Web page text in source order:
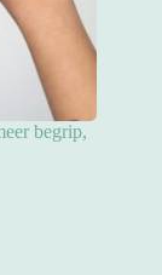
begrip,